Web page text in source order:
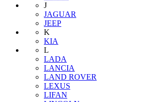
J
JAGUAR
JEEP
K
KIA
L
LADA
LANCIA
LAND ROVER
LEXUS
LIFAN